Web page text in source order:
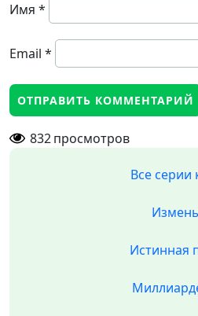
Имя *
Email *
832просмотров
Все серии
Истинная